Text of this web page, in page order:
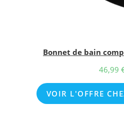
Bonnet de bain
46,99
VOIR L'OFFRE